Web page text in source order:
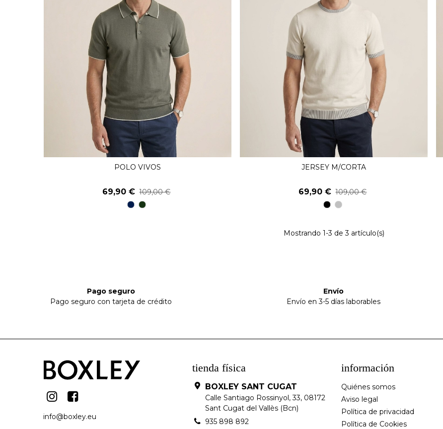
POLO VIVOS
69,90 € 109,00 €
98 48
Ver MásJERSEY M/CORTA
69,90 € 109,00 €
19
14
Mostrando 1-3 de 3 artículo(s)
Pago seguro
Pago seguro con tarjeta de crédito
Envío
Envío en 3-5 días laborables
info@boxley.eu
tienda física
BOXLEY SANT CUGAT
Calle Santiago Rossinyol, 33, 08172
Sant Cugat del Vallès (Bcn)
935 898 892
información
Quiénes somos
Aviso legal
Política de privacidad
Política de Cookies